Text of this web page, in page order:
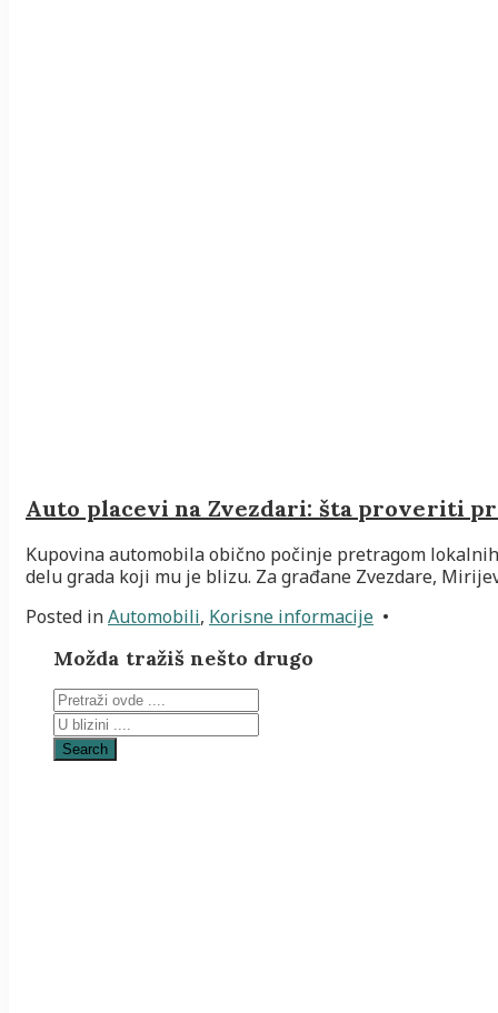
Auto placevi na Zvezdari: šta proveriti
Kupovina automobila obično počinje pretragom
delu grada koji mu je blizu. Za građane Zvezdare,
Posted inAutomobili, Korisne informacije •
Možda tražiš nešto drugo
Search